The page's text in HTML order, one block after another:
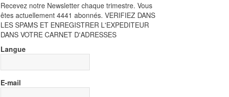
Recevez notre Newsletter chaque trimestre. Vous
êtes actuellement 4441 abonnés. VERIFIEZ DANS
LES SPAMS ET ENREGISTRER L'EXPEDITEUR
DANS VOTRE CARNET D'ADRESSES
Langue
E-mail